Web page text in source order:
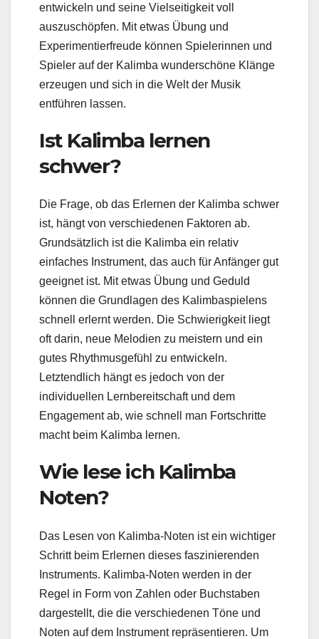
entwickeln und seine Vielseitigkeit voll
auszuschöpfen. Mit etwas Übung und
Experimentierfreude können Spielerinnen und
Spieler auf der Kalimba wunderschöne Klänge
erzeugen und sich in die Welt der Musik
entführen lassen.
Ist Kalimba lernen
schwer?
Die Frage, ob das Erlernen der Kalimba schwer
ist, hängt von verschiedenen Faktoren ab.
Grundsätzlich ist die Kalimba ein relativ
einfaches Instrument, das auch für Anfänger gut
geeignet ist. Mit etwas Übung und Geduld
können die Grundlagen des Kalimbaspielens
schnell erlernt werden. Die Schwierigkeit liegt
oft darin, neue Melodien zu meistern und ein
gutes Rhythmusgefühl zu entwickeln.
Letztendlich hängt es jedoch von der
individuellen Lernbereitschaft und dem
Engagement ab, wie schnell man Fortschritte
macht beim Kalimba lernen.
Wie lese ich Kalimba
Noten?
Das Lesen von Kalimba-Noten ist ein wichtiger
Schritt beim Erlernen dieses faszinierenden
Instruments. Kalimba-Noten werden in der
Regel in Form von Zahlen oder Buchstaben
dargestellt, die die verschiedenen Töne und
Noten auf dem Instrument repräsentieren. Um